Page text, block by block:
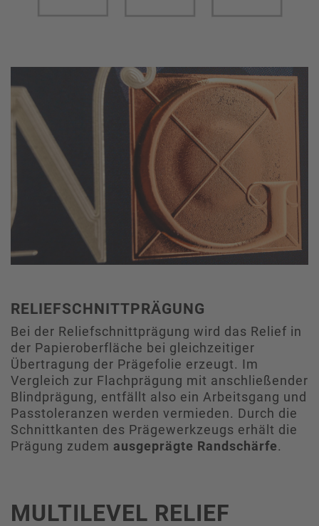
RELIEFSCHNITTPRÄGUNG
Bei der Reliefschnittprägung wird das Relief in
der Papieroberfläche bei gleichzeitiger
Übertragung der Prägefolie erzeugt. Im
Vergleich zur Flachprägung mit anschließender
Blindprägung, entfällt also ein Arbeitsgang und
Passtoleranzen werden vermieden. Durch die
Schnittkanten des Prägewerkzeugs erhält die
Prägung zudem ausgeprägte Randschärfe.
MULTILEVEL RELIEF